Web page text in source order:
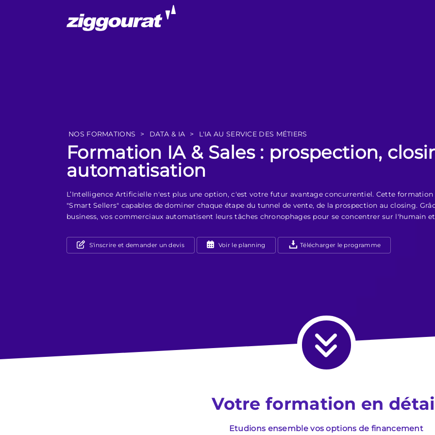
NOS FORMATIONS > DATA & IA > L'IA AU SERVICE DES MÉTIERS
Formation IA & Sales : prospection,
automatisation
L’Intelligence Artificielle n'est plus une option, c'est votre futur avantage concurrentiel. Cette
"Smart Sellers" capables de dominer chaque étape du tunnel de vente, de la prospection au closing.
business, vos commerciaux automatisent leurs tâches chronophages pour se concentrer sur l'humain
S'inscrire et demander un devis Voir le planning Télécharger le programme
Votre formation en
Etudions ensemble vos options de financement